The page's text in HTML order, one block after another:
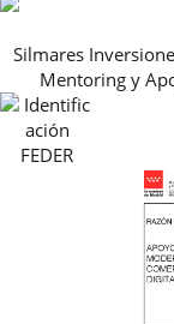
AVISO LEGAL,
GUIA DE TALLAS
REBAJAS
Silmares
Mentoring y